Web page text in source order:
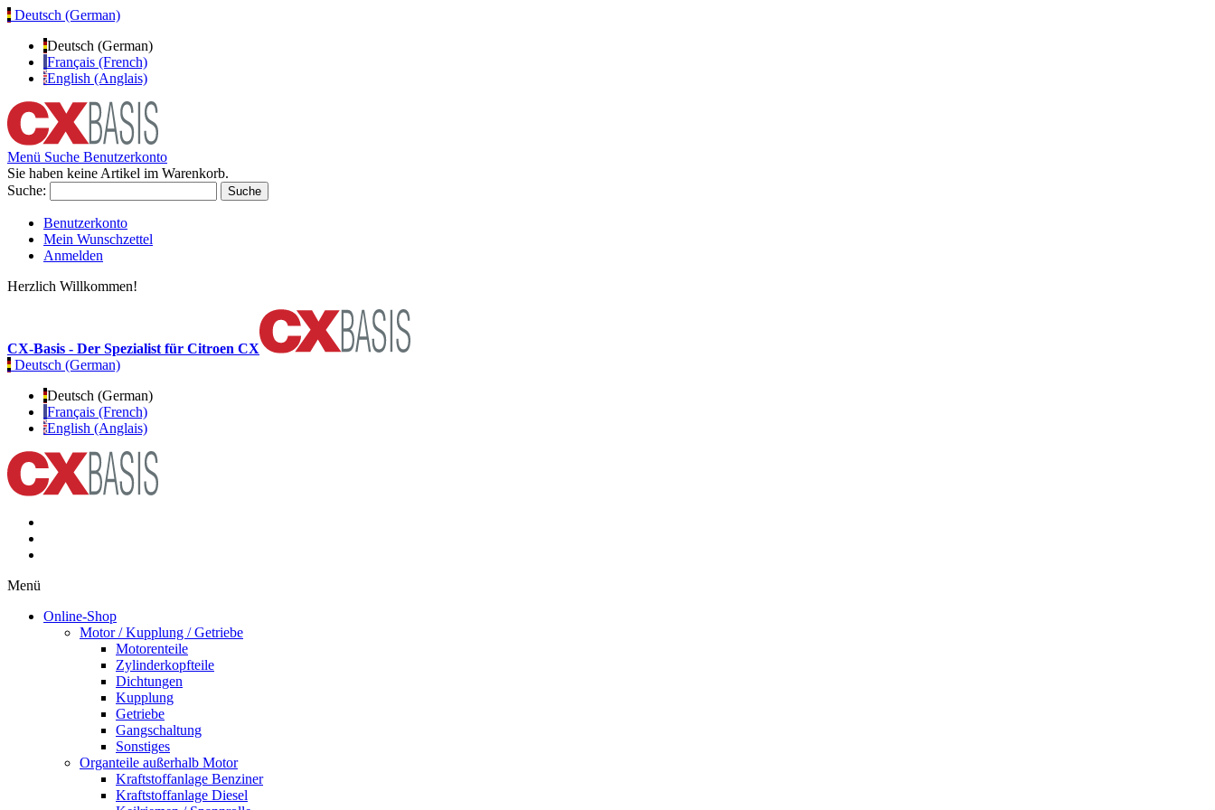
Deutsch (German)
Deutsch (German)
Français (French)
English (Anglais)
Menü Suche Benutzerkonto
Sie haben keine Artikel im Warenkorb.
Suche:
Suche
Benutzerkonto
Mein Wunschzettel
Anmelden
Herzlich Willkommen!
CX-Basis - Der Spezialist für Citroen CX
Deutsch (German)
Deutsch (German)
Français (French)
English (Anglais)
Menü
Online-Shop
Motor / Kupplung / Getriebe
Motorenteile
Zylinderkopfteile
Dichtungen
Kupplung
Getriebe
Gangschaltung
Sonstiges
Organteile außerhalb Motor
Kraftstoffanlage Benziner
Kraftstoffanlage Diesel